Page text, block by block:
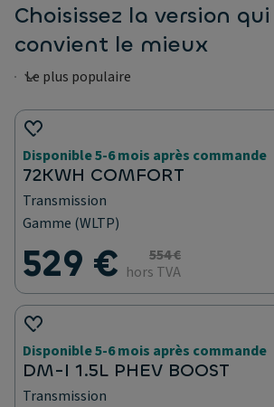
Choisissez la version
convient le mieux
Disponible 5-6 mois après commande
72KWH COMFORT
Transmission
Gamme (WLTP)
529 €
554 €
hors TVA
Disponible 5-6 mois après commande
DM-I 1.5L PHEV BOOST
Transmission